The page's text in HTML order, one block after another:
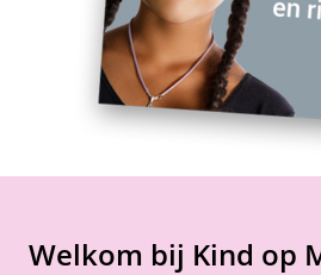
Welkom bij Kind op